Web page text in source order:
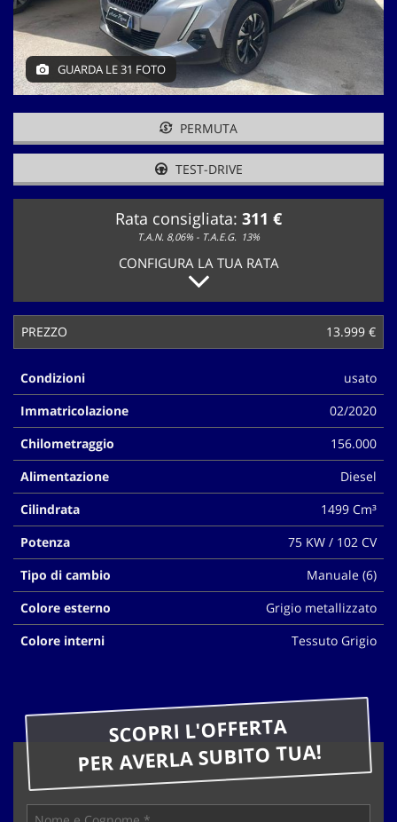
GUARDA LE 31 FOTO
PERMUTA
TEST-DRIVE
Rata consigliata: 311 €
T.A.N. 8,06% - T.A.E.G. 13%
CONFIGURA LA TUA RATA
PREZZO 13.999 €
Condizioni
usato
Immatricolazione
02/2020
Chilometraggio
156.000
Alimentazione
Diesel
Cilindrata
1499 Cm³
Potenza
75 KW / 102 CV
Tipo di cambio
Manuale (6)
Colore esterno
Grigio metallizzato
Colore interni
Tessuto Grigio
SCOPRI L'OFFERTA
PER AVERLA SUBITO TUA!
tracciamento
che
adottiamo
per
offrire
le
funzionalità
svolgere
attività
di
informazioni
sull'utilità
funzionamento
di
questi
strumenti
di
tracciamento
si
rimanda
alla
cookie
policy.
Puoi
rivedere
e
modificare
le
qualsiasi
momento.